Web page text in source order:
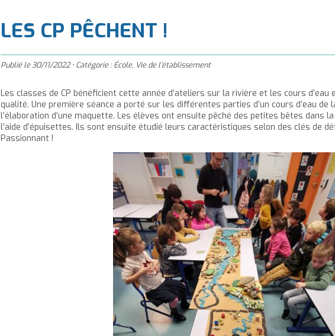
LES CP PÊCHENT !
Publié le30/11/2022 • Catégorie :École, Vie de l'établissement
Les classes de CP bénéficient cette année d’ateliers sur la rivière et les cours
qualité. Une première séance a porté sur les différentes parties d’un cours d’eau de
l’élaboration d’une maquette. Les élèves ont ensuite pêché des petites bêtes dans
l’aide d’épuisettes. Ils sont ensuite étudié leurs caractéristiques selon des clés de
Passionnant !